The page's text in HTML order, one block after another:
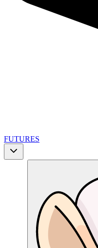
FUTURES